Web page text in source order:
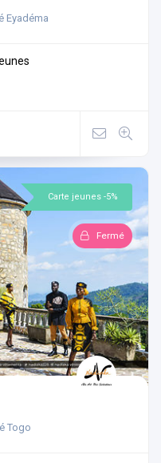
Eyadéma
Carte jeunes -5%
Fermé
Togo